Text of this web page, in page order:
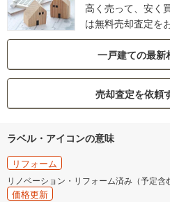
高く売って、安く
は無料売却査定を
一戸建ての最新
売却査定を依頼
ラベル・アイコンの意味
リフォーム
リノベーション・リフォーム済み（予定含
価格更新